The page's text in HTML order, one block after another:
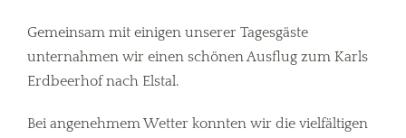
Gemeinsam mit einigen unserer Tagesgäste
unternahmen wir einen schönen Ausflug zum Karls
Erdbeerhof nach Elstal.
Bei angenehmem Wetter konnten wir die vielfältigen